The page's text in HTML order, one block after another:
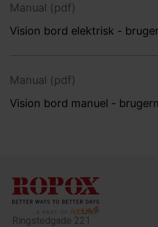
Manual (pdf)
Vision bord elektrisk -
Manual (pdf)
Vision bord manuel -
Ringstedgade 221